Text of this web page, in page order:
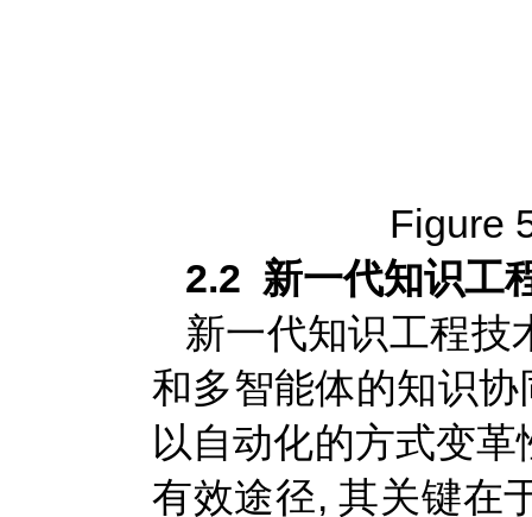
Figure
2.2 新一代知识工
新一代知识工程技
和多智能体的知识
以自动化的方式变
有效途径, 其关键在